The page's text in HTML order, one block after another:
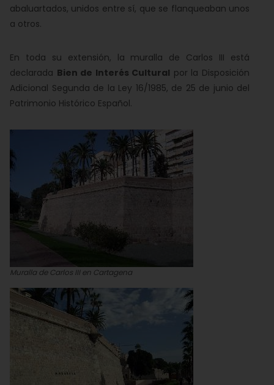
abaluartados, unidos entre sí, que se flanqueaban unos
a otros.
En toda su extensión, la muralla de Carlos III está
declarada Bien de Interés Cultural por la Disposición
Adicional Segunda de la Ley 16/1985, de 25 de junio del
Patrimonio Histórico Español.
Muralla de Carlos III en Cartagena